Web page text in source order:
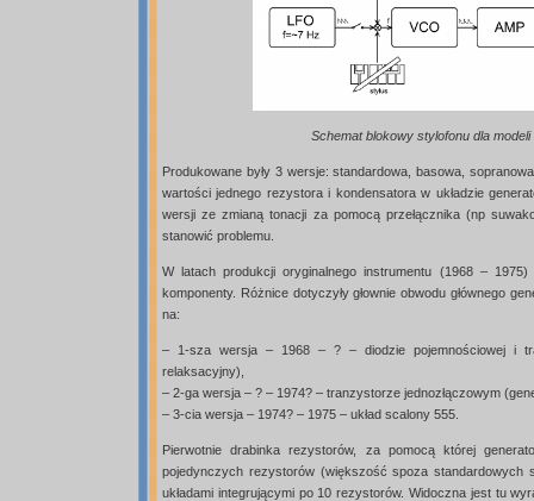
Schemat blokowy stylofonu dla
Produkowane były 3 wersje: standardowa, basowa,
wartości jednego rezystora i kondensatora w układzie
wersji ze zmianą tonacji za pomocą przełącznika (np
stanowić problemu.
W latach produkcji oryginalnego instrumentu (1968 – 1975)
komponenty. Różnice dotyczyły głownie obwodu głównego
na:
– 1-sza wersja – 1968 – ? – diodzie pojemnościowej i
relaksacyjny),
– 2-ga wersja – ? – 1974? – tranzystorze jednozłączowym
– 3-cia wersja – 1974? – 1975 – układ scalony 555.
Pierwotnie drabinka rezystorów, za pomocą której
pojedynczych rezystorów (większość spoza standardowych
układami integrującymi po 10 rezystorów. Widoczna jest tu